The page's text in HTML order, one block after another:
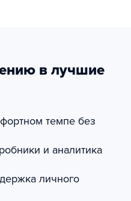
в лучшие
темпе без
и аналитика
личного